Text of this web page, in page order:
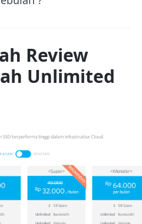
Review
Unlimited